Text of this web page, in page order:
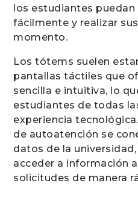
los estudiantes puedan
fácilmente y realizar
momento.
Los tótems suelen
pantallas táctiles que
sencilla e intuitiva, lo
estudiantes de todas
experiencia
de autoatención se
datos de la
acceder a información
solicitudes de manera